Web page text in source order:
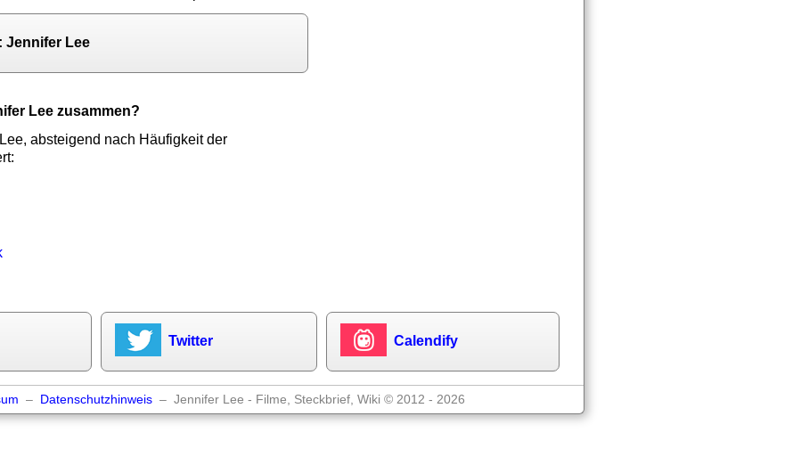
Jennifer Lee
Lee zusammen?
absteigend nach Häufigkeit der
Twitter Calendify
– Datenschutzhinweis – Jennifer Lee - Filme, Steckbrief, Wiki © 2012 - 2026